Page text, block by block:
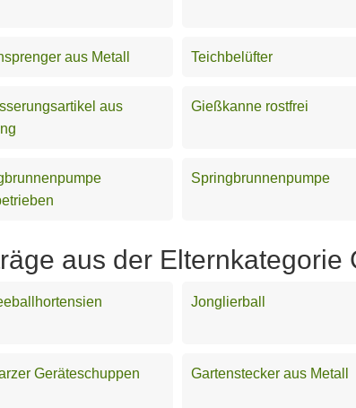
aus Metall Teichbelüfter
aus
Gießkanne rostfrei
Springbrunnenpumpe
aus der Elternkategorie
Jonglierball
Geräteschuppen Gartenstecker aus Metall